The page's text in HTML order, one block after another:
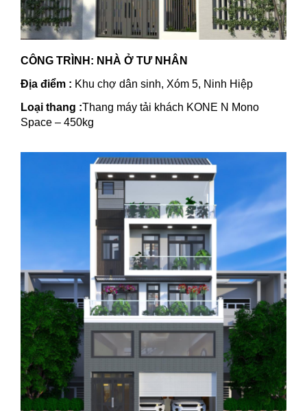
CÔNG TRÌNH: NHÀ Ở TƯ NHÂN
Địa điểm : Khu chợ dân sinh, Xóm 5, Ninh Hiệp
Loại thang :Thang máy tải khách KONE N Mono
Space – 450kg